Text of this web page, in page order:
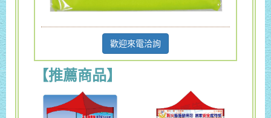
歡迎來電洽詢
【推薦商品】